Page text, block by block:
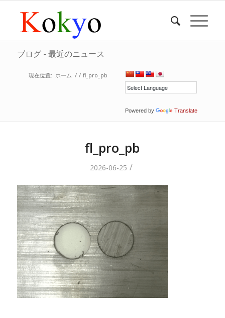
ブログ - 最近のニュース
Powered by Translate
現在位置: ホーム / / fl_pro_pb
fl_pro_pb
2026-06-25 /